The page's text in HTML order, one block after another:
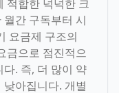
적합한 넉넉한 크
간 구독부터 시
요금제 구조의
금으로 점진적으
. 즉, 더 많이 약
아집니다. 개별